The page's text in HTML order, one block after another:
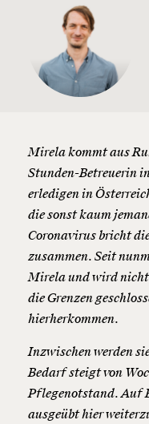
Mirela kommt aus
Stunden-Betreuerin
erledigen in
die sonst kaum
Coronavirus bricht
zusammen. Seit
Mirela und wird
die Grenzen
hierherkommen.
Inzwischen werden
Bedarf steigt von
Pflegenotstand. Auf
ausgeübt hier